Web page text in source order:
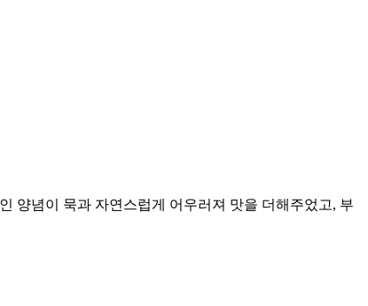
양념이 묵과 자연스럽게 어우러져 맛을 더해주었고, 부